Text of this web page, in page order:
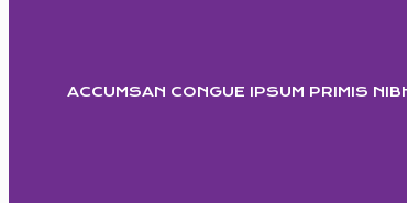
ACCUMSAN CONGUE IPSUM PRIMIS